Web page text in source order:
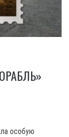
особую